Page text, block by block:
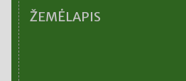
ŽEMĖLAPIS